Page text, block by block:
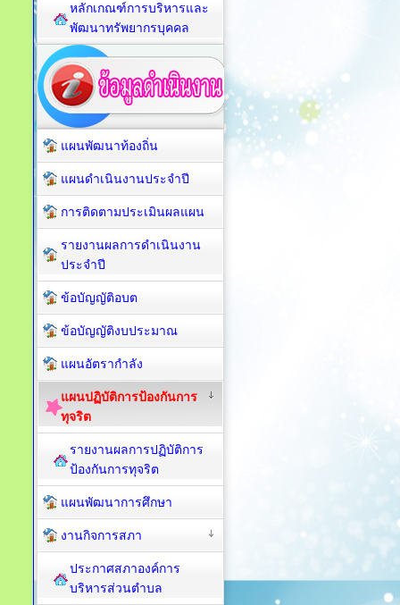
หลักเกณฑ์การบริหารและ
พัฒนาทรัพยากรบุคคล
แผนพัฒนาท้องถิ่น
แผนดำเนินงานประจำปี
การติดตามประเมินผลแผน
รายงานผลการดำเนินงาน
ประจำปี
ข้อบัญญัติอบต
ข้อบัญญัติงบประมาณ
แผนอัตรากำลัง
แผนปฏิบัติการป้องกันการ
ทุจริต
รายงานผลการปฏิบัติการ
ป้องกันการทุจริต
แผนพัฒนาการศึกษา
งานกิจการสภา
ประกาศสภาองค์การ
บริหารส่วนตำบล